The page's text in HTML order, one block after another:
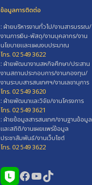
ข้อมูลการติดต่อ
: ฝ่ายบริหารงานทั่วไป/งานสารบรรณ/
งานการเงิน-พัสดุ/งานบุคลากร/งาน
นโยบายและแผนงบประมาณ
โทร. 02 549 3622
: ฝ่ายพัฒนางานสหกิจศึกษา/ประสาน
งานสถานประกอบการ/งานกองทุน/
งานระบบสารสนเทศฯ/งานเลขานุการ
โทร. 02 549 3620
: ฝ่ายพัฒนาและวิจัย/งานโครงการ
โทร. 02 549 3621
: ฝ่ายข้อมูลสารสนเทศ/งานฐานข้อมูล
และสถิติ/งานเผยแพร่ข้อมูล
ประชาสัมพันธ์/งานเว็บไซต์
โทร. 02 549 3622
Facebook
YouTube
TikTok